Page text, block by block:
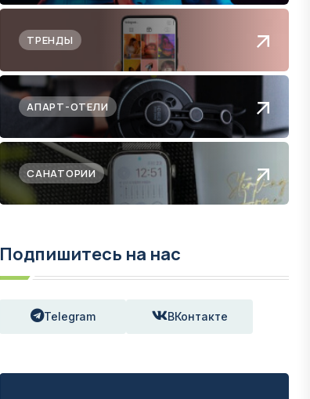
ТРЕНДЫ
АПАРТ-ОТЕЛИ
САНАТОРИИ
Подпишитесь на нас
Telegram ВКонтакте